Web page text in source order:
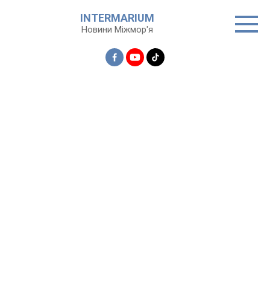
INTERMARIUM
Новини Міжмор'я